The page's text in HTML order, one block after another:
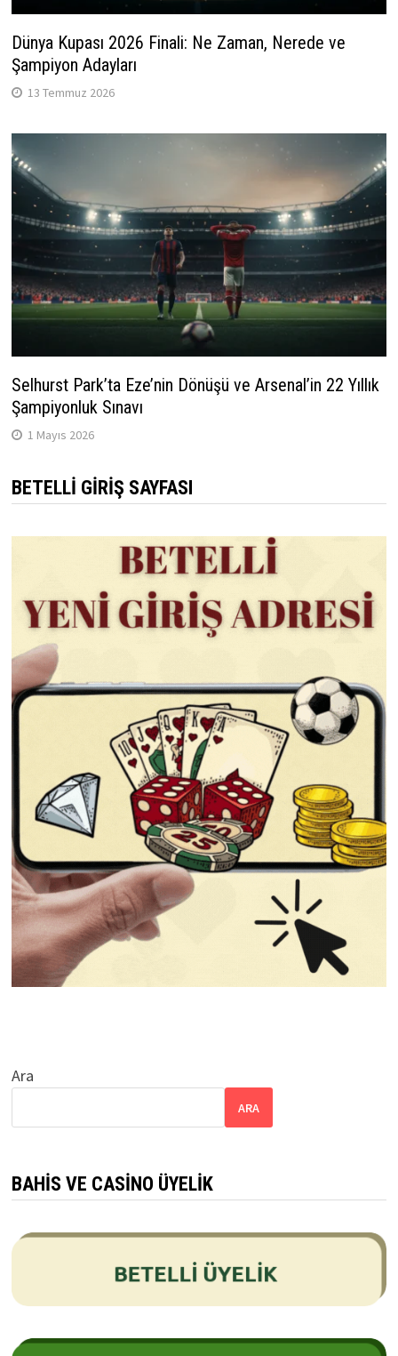
Dünya Kupası 2026 Finali: Ne Zaman, Nerede ve
Şampiyon Adayları
13 Temmuz 2026
Selhurst Park’ta Eze’nin Dönüşü ve Arsenal’in 22 Yıllık
Şampiyonluk Sınavı
1 Mayıs 2026
BETELLI GIRIŞ SAYFASI
Ara
ARA
BAHIS VE CASINO ÜYELIK